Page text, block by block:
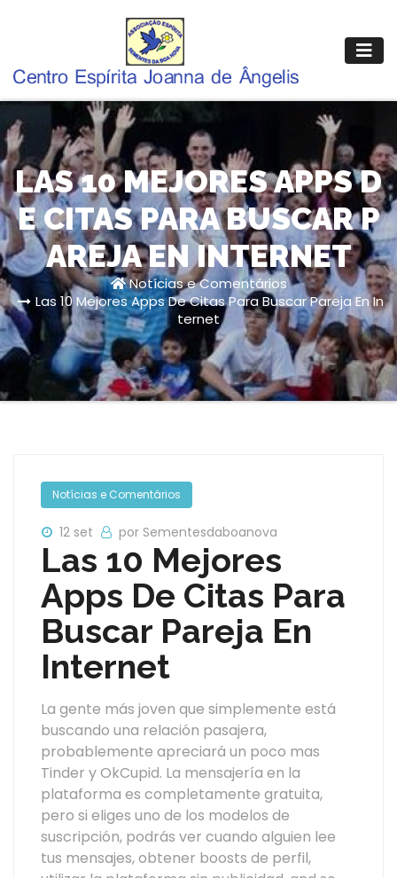
conteúdo
LAS 10 MEJORES APPS D
E CITAS PARA BUSCAR P
AREJA EN INTERNET
Notícias e Comentários
Las 10 Mejores Apps De Citas Para Buscar Pareja En In
ternet
Notícias e Comentários
12 set por Sementesdaboanova
Las 10 Mejores
Apps De Citas Para
Buscar Pareja En
Internet
La gente más joven que simplemente está
buscando una relación pasajera,
probablemente apreciará un poco mas
Tinder y OkCupid. La mensajería en la
plataforma es completamente gratuita,
pero si eliges uno de los modelos de
suscripción, podrás ver cuando alguien lee
tus mensajes, obtener boosts de perfil,